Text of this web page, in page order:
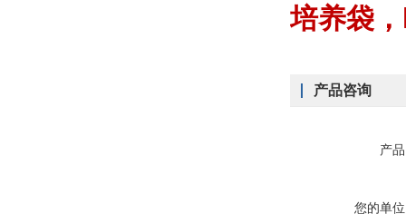
培养袋
产品咨询
产
您的单